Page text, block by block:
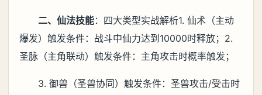
二、仙法技能：四大类型实战解析1. 仙术（主动
爆发）触发条件：战斗中仙力达到10000时释放；2.
圣脉（主角联动）触发条件：主角攻击时概率触发；
3. 御兽（圣兽协同）触发条件：圣兽攻击/受击时